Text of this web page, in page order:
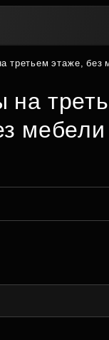
третьем этаже, без
на
мебели